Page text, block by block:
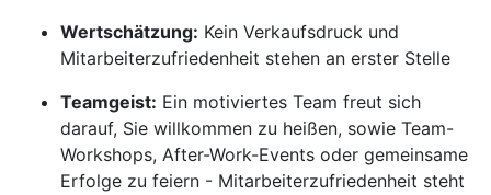
Wertschätzung: Kein Verkaufsdruck und
Mitarbeiterzufriedenheit stehen an erster Stelle
Teamgeist: Ein motiviertes Team freut sich
darauf, Sie willkommen zu heißen, sowie Team-
Workshops, After-Work-Events oder gemeinsame
Erfolge zu feiern - Mitarbeiterzufriedenheit steht